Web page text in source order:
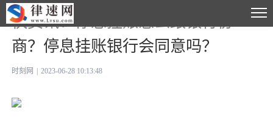
快资讯：停息挂账怎么跟银行协
商？停息挂账银行会同意吗？
时刻网 2023-06-28 10:13:48